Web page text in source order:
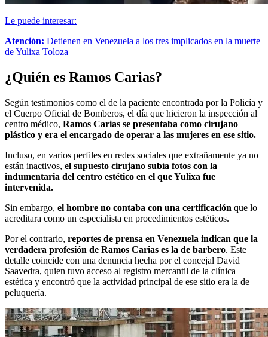
Le puede interesar:
Atención: Detienen en Venezuela a los tres implicados en la muerte
de Yulixa Toloza
¿Quién es Ramos Carias?
Según testimonios como el de la paciente encontrada por la Policía y
el Cuerpo Oficial de Bomberos, el día que hicieron la inspección al
centro médico, Ramos Carias se presentaba como cirujano
plástico y era el encargado de operar a las mujeres en ese sitio.
Incluso, en varios perfiles en redes sociales que extrañamente ya no
están inactivos, el supuesto cirujano subía fotos con la
indumentaria del centro estético en el que Yulixa fue
intervenida.
Sin embargo, el hombre no contaba con una certificación que lo
acreditara como un especialista en procedimientos estéticos.
Por el contrario, reportes de prensa en Venezuela indican que la
verdadera profesión de Ramos Carias es la de barbero. Este
detalle coincide con una denuncia hecha por el concejal David
Saavedra, quien tuvo acceso al registro mercantil de la clínica
estética y encontró que la actividad principal de ese sitio era la de
peluquería.